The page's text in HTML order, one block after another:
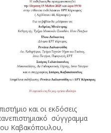
και οι εκδόσεις
σύγγραμμα
Καβακόπουλου,